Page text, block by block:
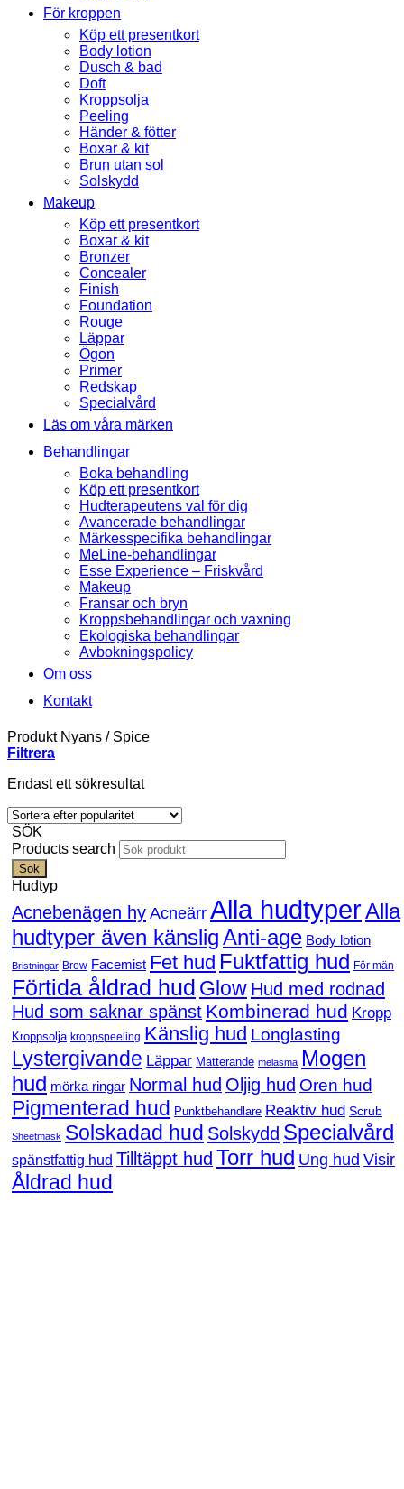
För kroppen
Köp ett presentkort
Body lotion
Dusch & bad
Doft
Kroppsolja
Peeling
Händer & fötter
Boxar & kit
Brun utan sol
Solskydd
Makeup
Köp ett presentkort
Boxar & kit
Bronzer
Concealer
Finish
Foundation
Rouge
Läppar
Ögon
Primer
Redskap
Specialvård
Läs om våra märken
Behandlingar
Boka behandling
Köp ett presentkort
Hudterapeutens val för dig
Avancerade behandlingar
Märkesspecifika behandlingar
MeLine-behandlingar
Esse Experience – Friskvård
Makeup
Fransar och bryn
Kroppsbehandlingar och vaxning
Ekologiska behandlingar
Avbokningspolicy
Om oss
Kontakt
Produkt Nyans /Spice
Filtrera
Endast ett sökresultat
SÖK
Products search
Sök
Hudtyp
Acnebenägen hy Acneärr Alla hudtyperAlla
hudtyper även känsligAnti-age Body lotion
Bristningar Brow Facemist Fet hud Fuktfattig hud För män
Förtida åldrad hud Glow Hud med rodnad
Hud som saknar spänst Kombinerad hud Kropp
Kroppsolja kroppspeeling Känslig hud Longlasting
Lystergivande Läppar Matterande melasma Mogen
hud mörka ringar Normal hud Oljig hud Oren hud
Pigmenterad hud Punktbehandlare Reaktiv hud Scrub
Sheetmask Solskadad hud Solskydd Specialvård
spänstfattig hud Tilltäppt hud Torr hud Ung hud Visir
Åldrad hud